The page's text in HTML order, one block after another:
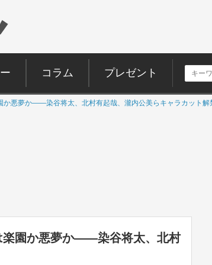
コラム プレゼント
か悪夢か――染谷将太、北村有起哉、瀧内公美らキャラカット解
楽園か悪夢か――染谷将太、北村